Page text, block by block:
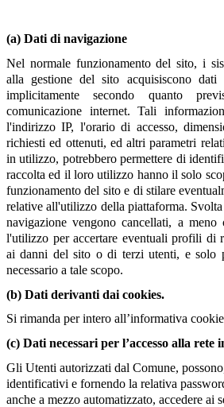
(a) Dati di navigazione
Nel normale funzionamento del sito, i
alla gestione del sito acquisiscono dati
implicitamente secondo quanto
comunicazione internet. Tali
l'indirizzo IP, l'orario di accesso,
richiesti ed ottenuti, ed altri parametri
in utilizzo, potrebbero permettere di
raccolta ed il loro utilizzo hanno il solo
funzionamento del sito e di stilare
relative all'utilizzo della piattaforma.
navigazione vengono cancellati, a
l'utilizzo per accertare eventuali profili di
ai danni del sito o di terzi utenti, e solo
necessario a tale scopo.
(b) Dati derivanti dai cookies.
Si rimanda per intero all’informativa
(c) Dati necessari per l’accesso alla rete
Gli Utenti autorizzati dal Comune,
identificativi e fornendo la relativa
anche a mezzo automatizzato, accedere ai